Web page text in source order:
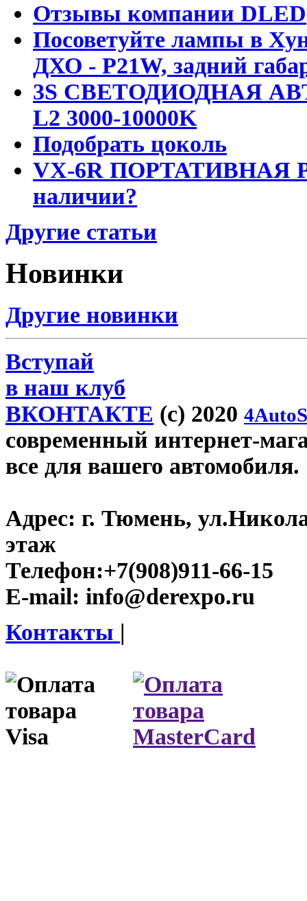
Отзывы компании DLED
Посоветуйте лампы в
ДХО - P21W, задний
3S СВЕТОДИОДНАЯ
L2 3000-10000K
Подобрать цоколь
VX-6R ПОРТАТИВНАЯ
наличии?
Другие статьи
Новинки
Другие новинки
Вступай
в наш клуб
ВКОНТАКТЕ (c) 2020
современный интернет-
все для вашего автомобиля.
Адрес: г. Тюмень,
этаж
Телефон:+7(908)911-66-15
E-mail: info@derexpo.ru
Контакты |